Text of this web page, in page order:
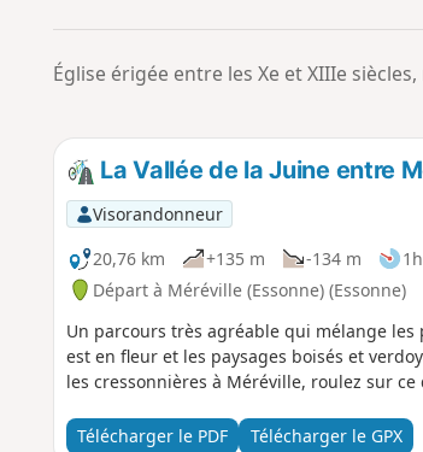
Église érigée entre les Xe et XIIIe
La Vallée de la Juine entre
Visorandonneur
20,76 km
+135 m -134 m 1h
Départ à Méréville (Essonne) (Essonne)
Un parcours très agréable qui mélange
est en fleur et les paysages boisés et
les cressonnières à Méréville, roulez sur
Télécharger le PDF Télécharger le GPX